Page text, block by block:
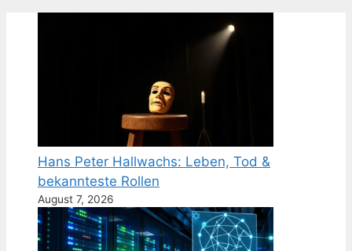
Hans Peter Hallwachs: Leben, Tod &
bekannteste Rollen
August 7, 2026